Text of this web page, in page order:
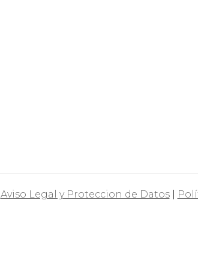
Aviso Legal y Proteccion de Datos|